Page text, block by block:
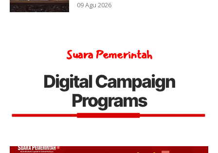
09 Agu 2026
Suara Pemerintah
Digital Campaign
Programs